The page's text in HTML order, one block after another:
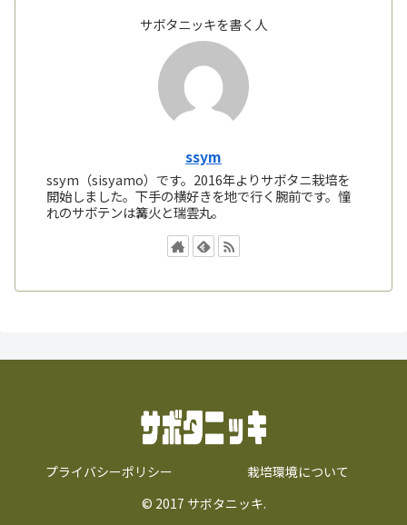
サボタニッキを書く人
ssym
ssym（sisyamo）です。2016年よりサボタニ栽培を
開始しました。下手の横好きを地で行く腕前です。憧
れのサボテンは篝火と瑞雲丸。
プライバシーポリシー
栽培環境について
© 2017 サボタニッキ.